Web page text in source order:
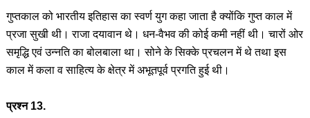
गुप्तकाल को भारतीय इतिहास का स्वर्ण युग कहा जाता है क्योंकि गुप्त काल में
प्रजा सुखी थी। राजा दयावान थे। धन-वैभव की कोई कमी नहीं थी। चारों ओर
समृद्धि एवं उन्नति का बोलबाला था। सोने के सिक्के प्रचलन में थे तथा इस
काल में कला व साहित्य के क्षेत्र में अभूतपूर्व प्रगति हुई थी।
प्रश्न 13.